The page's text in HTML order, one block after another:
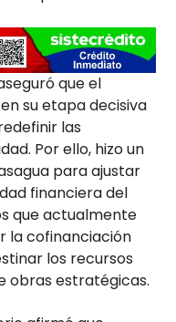
que el
su etapa decisiva
las
Por ello, hizo un
para ajustar
financiera del
que actualmente
la cofinanciación
los recursos
obras estratégicas.